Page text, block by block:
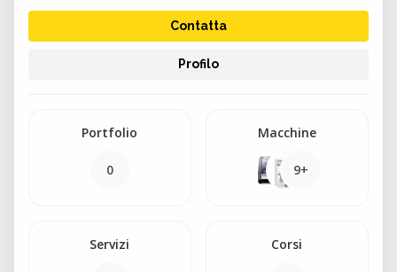
Contatta
Profilo
Portfolio
0
Macchine
9+
Servizi Corsi